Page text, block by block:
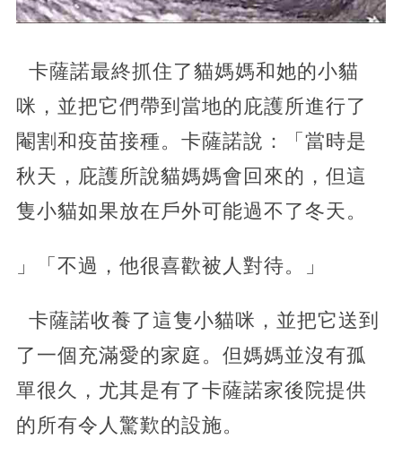
卡薩諾最終抓住了貓媽媽和她的小貓
咪，並把它們帶到當地的庇護所進行了
閹割和疫苗接種。卡薩諾說：「當時是
秋天，庇護所說貓媽媽會回來的，但這
隻小貓如果放在戶外可能過不了冬天。
」「不過，他很喜歡被人對待。」
卡薩諾收養了這隻小貓咪，並把它送到
了一個充滿愛的家庭。但媽媽並沒有孤
單很久，尤其是有了卡薩諾家後院提供
的所有令人驚歎的設施。